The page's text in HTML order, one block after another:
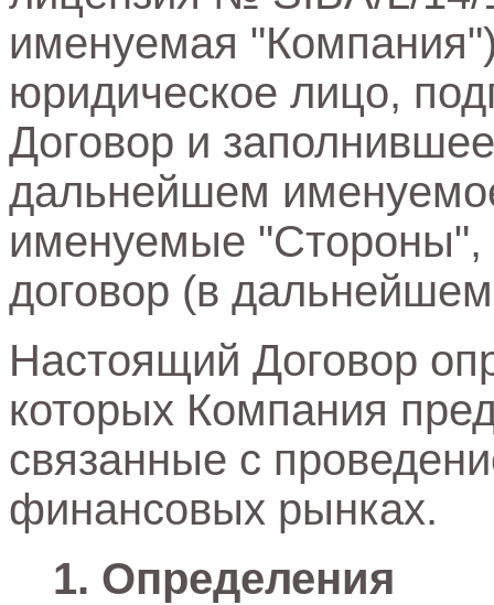
именуемая
юридическое лицо,
Договор и
дальнейшем
именуемые "Стороны",
договор (в
Настоящий Договор
которых Компания
связанные с
финансовых рынках.
Определения